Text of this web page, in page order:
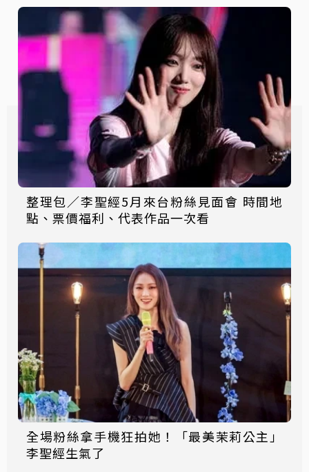
整理包／李聖經5月來台粉絲見面會 時間地
點、票價福利、代表作品一次看
全場粉絲拿手機狂拍她！「最美茉莉公主」
李聖經生氣了